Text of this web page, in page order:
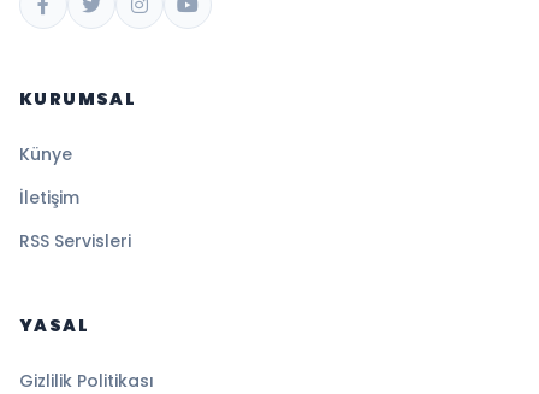
KURUMSAL
Künye
İletişim
RSS Servisleri
YASAL
Gizlilik Politikası